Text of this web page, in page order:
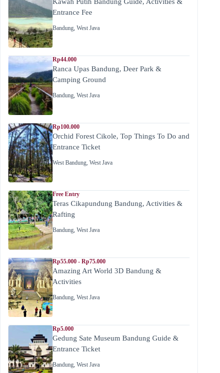
Entrance Fee
Bandung, West Java
Rp44.000
Ranca Upas Bandung, Deer Park &
Camping Ground
Bandung, West Java
Rp100.000
Orchid Forest Cikole, Top Things To Do and
Entrance Ticket
West Bandung, West Java
Free Entry
Teras Cikapundung Bandung, Activities &
Rafting
Bandung, West Java
Rp55.000 - Rp75.000
Amazing Art World 3D Bandung &
Activities
Bandung, West Java
Rp5.000
Gedung Sate Museum Bandung Guide &
Entrance Ticket
Bandung, West Java